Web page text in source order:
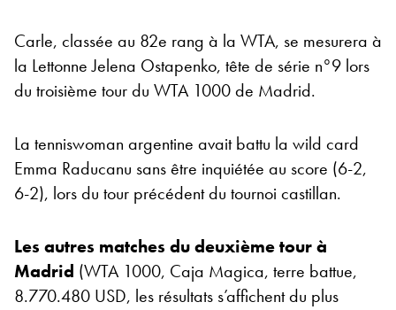
Carle, classée au 82e rang à la WTA, se mesurera à
la Lettonne Jelena Ostapenko, tête de série n°9 lors
du troisième tour du WTA 1000 de Madrid.
La tenniswoman argentine avait battu la wild card
Emma Raducanu sans être inquiétée au score (6-2,
6-2), lors du tour précédent du tournoi castillan.
Les autres matches du deuxième tour à
Madrid (WTA 1000, Caja Magica, terre battue,
8.770.480 USD, les résultats s’affichent du plus